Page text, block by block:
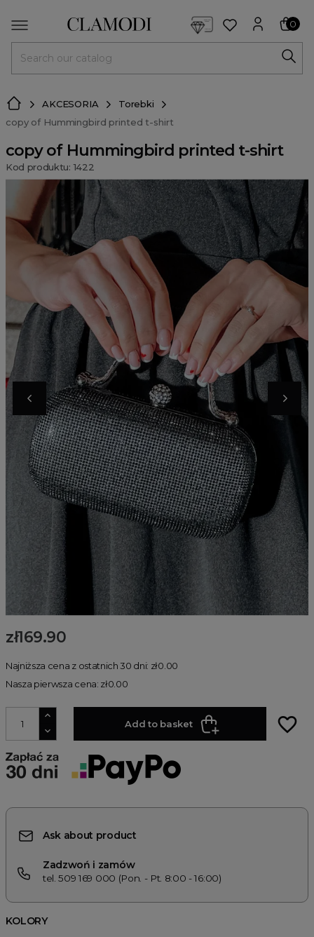
0
AKCESORIA
Torebki
copy of Hummingbird printed t-shirt
copy of Hummingbird printed t-shirt
Kod produktu: 1422
zł169.90
Najniższa cena z ostatnich 30 dni: zł0.00
Nasza pierwsza cena: zł0.00
Add to basket favorite_border
Ask about product
Zadzwoń i zamów
tel. 509 169 000 (Pon. - Pt. 8:00 - 16:00)
KOLORY